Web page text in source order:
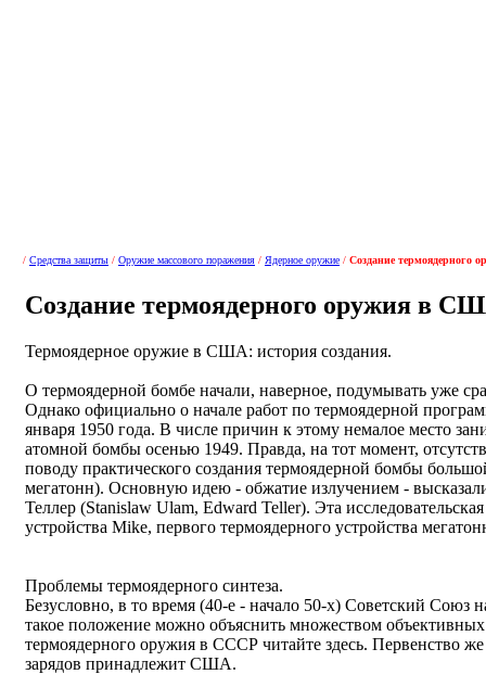
/ Средства защиты / Оружие массового поражения / Ядерное оружие / Создание термоядерного
Создание термоядерного оружия в
Термоядерное оружие в США: история создания.
О термоядерной бомбе начали, наверное, подумывать уже
Однако официально о начале работ по термоядерной
января 1950 года. В числе причин к этому немалое место
атомной бомбы осенью 1949. Правда, на тот момент,
поводу практического создания термоядерной бомбы
мегатонн). Основную идею - обжатие излучением -
Теллер (Stanislaw Ulam, Edward Teller). Эта
устройства Mike, первого термоядерного устройства
Проблемы термоядерного синтеза.
Безусловно, в то время (40-е - начало 50-х) Советский Союз
такое положение можно объяснить множеством
термоядерного оружия в СССР читайте здесь. Первенство
зарядов принадлежит США.